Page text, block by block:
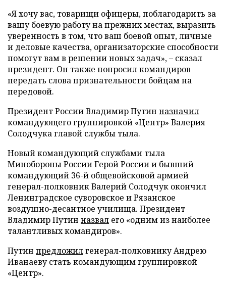
«Я хочу вас, товарищи офицеры, поблагодарить за
вашу боевую работу на прежних местах, выразить
уверенность в том, что ваш боевой опыт, личные
и деловые качества, организаторские способности
помогут вам в решении новых задач», – сказал
президент. Он также попросил командиров
передать слова признательности бойцам на
передовой.
Президент России Владимир Путин назначил
командующего группировкой «Центр» Валерия
Солодчука главой службы тыла.
Новый командующий службами тыла
Минобороны России Герой России и бывший
командующий 36-й общевойсковой армией
генерал-полковник Валерий Солодчук окончил
Ленинградское суворовское и Рязанское
воздушно-десантное училища. Президент
Владимир Путин назвал его «одним из наиболее
талантливых командиров».
Путин предложилгенерал-полковнику Андрею
Иванаеву стать командующим группировкой
«Центр».